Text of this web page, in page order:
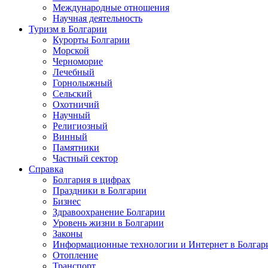
Международные отношения
Научная деятельность
Туризм в Болгарии
Курорты Болгарии
Морской
Черноморие
Лечебный
Горнолыжный
Сельский
Охотничий
Научный
Религиозный
Винный
Памятники
Частный сектор
Справка
Болгария в цифрах
Праздники в Болгарии
Бизнес
Здравоохранение Болгарии
Уровень жизни в Болгарии
Законы
Информационные технологии и Интернет в
Отопление
Транспорт